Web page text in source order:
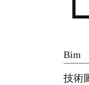
Bim
技術